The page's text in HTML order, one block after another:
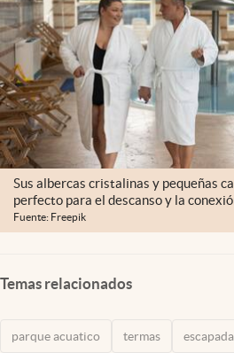
abre en nueva pestaña
México
Sus albercas cristalinas y pequeñas
perfecto para el descanso y la
Fuente: Freepik
Temas relacionados
parque acuatico termas